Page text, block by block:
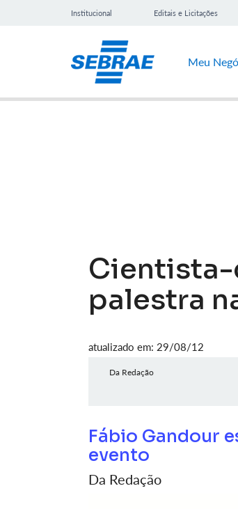
Institucional Editais e Licitações
Meu
Cientista-
palestra
atualizado em: 29/08/12
Da Redação
Fábio Gandour
evento
Da Redação